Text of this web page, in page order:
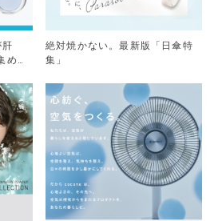
ま
絶対焼かない。最新版「日傘特
集」